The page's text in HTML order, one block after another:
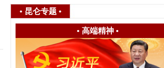
• 昆仑专题 •
• 高端精神•